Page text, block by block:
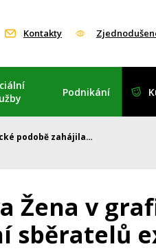
Kontakty
Podnikání
podobě zahájila…
Žena v
sběratelů